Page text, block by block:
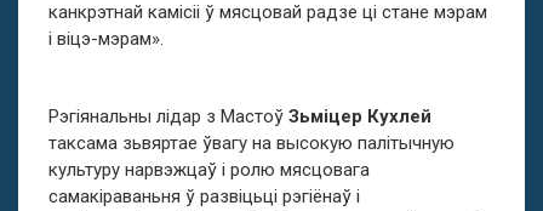
канкрэтнай камісіі ў мясцовай радзе ці стане мэрам
і віцэ-мэрам».
Рэгіянальны лідар з Мастоў Зьміцер Кухлей
таксама зьвяртае ўвагу на высокую палітычную
культуру нарвэжцаў і ролю мясцовага
самакіраваньня ў развіцьці рэгіёнаў і